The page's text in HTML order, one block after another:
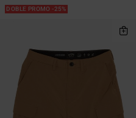
DOBLE PROMO -25%